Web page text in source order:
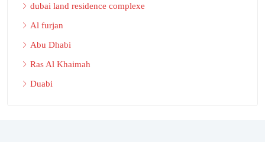
dubai land residence complexe
Al furjan
Abu Dhabi
Ras Al Khaimah
Duabi